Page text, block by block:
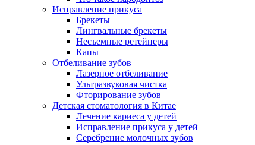
Исправление прикуса
Брекеты
Лингвальные брекеты
Несъемные ретейнеры
Капы
Отбеливание зубов
Лазерное отбеливание
Ультразвуковая чистка
Фторирование зубов
Детская стоматология в Китае
Лечение кариеса у детей
Исправление прикуса у детей
Серебрение молочных зубов